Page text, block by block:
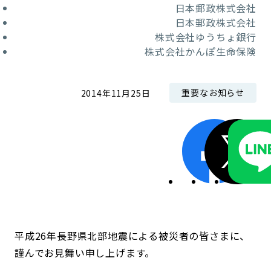
日本郵政株式会社
日本郵政株式会社
株式会社ゆうちょ銀行
株式会社かんぽ生命保険
2014年11月25日 重要なお知らせ
平成26年長野県北部地震による被災者の皆さまに、
謹んでお見舞い申し上げます。